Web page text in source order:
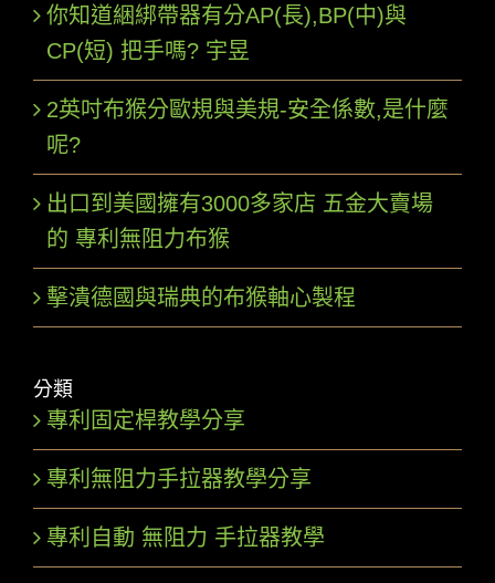
你知道綑綁帶器有分AP(長),BP(中)與
CP(短) 把手嗎? 宇昱
2英吋布猴分歐規與美規-安全係數,是什麼
呢?
出口到美國擁有3000多家店 五金大賣場
的 專利無阻力布猴
擊潰德國與瑞典的布猴軸心製程
分類
專利固定桿教學分享
專利無阻力手拉器教學分享
專利自動 無阻力 手拉器教學